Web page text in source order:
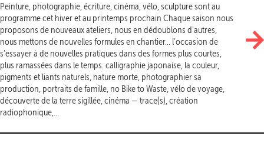
Peinture, photographie, écriture, cinéma, vélo, sculpture sont au
programme cet hiver et au printemps prochain Chaque saison nous
proposons de nouveaux ateliers, nous en dédoublons d'autres,
nous mettons de nouvelles formules en chantier... l'occasion de
s'essayer à de nouvelles pratiques dans des formes plus courtes,
plus ramassées dans le temps. calligraphie japonaise, la couleur,
pigments et liants naturels, nature morte, photographier sa
production, portraits de famille, no Bike to Waste, vélo de voyage,
découverte de la terre sigillée, cinéma — trace(s), création
radiophonique,...